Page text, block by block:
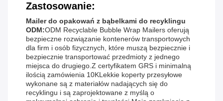
Zastosowanie:
Mailer do opakowań z bąbelkami do recyklingu
ODM:ODM Recyclable Bubble Wrap Mailers oferują
bezpieczne rozwiązanie kontenerów transportowych
dla firm i osób fizycznych, które muszą bezpiecznie i
bezpiecznie transportować przedmioty z jednego
miejsca do drugiego.Z certyfikatem GRS i minimalną
ilością zamówienia 10KLekkie koperty przesyłowe
wykonane są z materiałów nadających się do
recyklingu i są zaprojektowane z myślą o